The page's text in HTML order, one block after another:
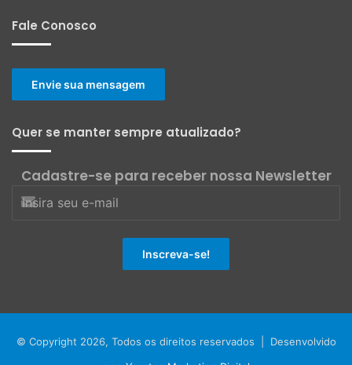
Fale Conosco
Envie sua mensagem
Quer se manter sempre atualizado?
Cadastre-se para receber nossa Newsletter
© Copyright 2026, Todos os direitos reservados | Desenvolvido